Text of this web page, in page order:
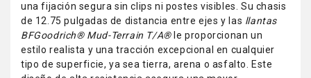
una fijación segura sin clips ni postes visibles. Su chasis
de 12.75 pulgadas de distancia entre ejes y las llantas
BFGoodrich® Mud-Terrain T/A®le proporcionan un
estilo realista y una tracción excepcional en cualquier
tipo de superficie, ya sea tierra, arena o asfalto. Este